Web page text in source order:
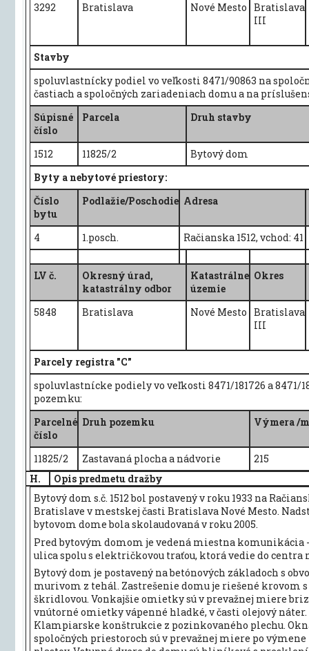
3292 Bratislava Nové Mesto
Bratislava
III
Stavby
spoluvlastnícky podiel vo veľkosti 8471/90863 na
častiach a spoločných zariadeniach domu a na
Súpisné
číslo
Parcela Druh stavby
1512 11825/2
Bytový dom
Byty a nebytové priestory:
Číslo
bytu
Podlažie/Poschodie Adresa
4 1.posch. Račianska 1512, vchod: 41
LV č.
Okresný úrad,
katastrálny odbor
Katastrálne
územie
Okres
5848 Bratislava Nové Mesto
Bratislava
III
Parcely registra "C"
spoluvlastnícke podiely vo veľkosti 8471/181726 a 8471/
pozemku:
Parcelné
číslo
Druh pozemku Výmera /
11825/2 Zastavaná plocha a nádvorie
215
H.
Opis predmetu dražby
Bytový dom s.č. 1512 bol postavený v roku 1933 na
Bratislave v mestskej časti Bratislava Nové Mesto.
bytovom dome bola skolaudovaná v roku 2005.
Pred bytovým domom je vedená miestna komunikácia
ulica spolu s električkovou traťou, ktorá vedie do centra
Bytový dom je postavený na betónových základoch s
murivom z tehál. Zastrešenie domu je riešené krovom
škridlovou. Vonkajšie omietky sú v prevažnej miere
vnútorné omietky vápenné hladké, v časti olejový náter.
Klampiarske konštrukcie z pozinkovaného plechu.
spoločných priestoroch sú v prevažnej miere po výmene